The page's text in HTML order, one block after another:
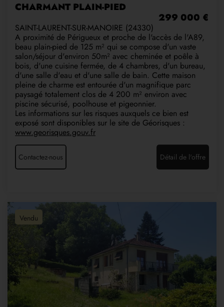
CHARMANT PLAIN-PIED
299 000 €
SAINT-LAURENT-SUR-MANOIRE (24330)
A proximité de Périgueux et proche de l'accès de l'A89,
beau plain-pied de 125 m² qui se compose d'un vaste
salon/séjour d'environ 50m² avec cheminée et poêle à
bois, d'une cuisine fermée, de 4 chambres, d'un bureau,
d'une salle d'eau et d'une salle de bain. Cette maison
pleine de charme est entourée d'un magnifique parc
paysagé totalement clos de 4 200 m² environ avec
piscine sécurisé, poolhouse et pigeonnier.
Les informations sur les risques auxquels ce bien est
exposé sont disponibles sur le site de Géorisques :
www.georisques.gouv.fr
Contactez-nous Détail de l'offre
Vendu